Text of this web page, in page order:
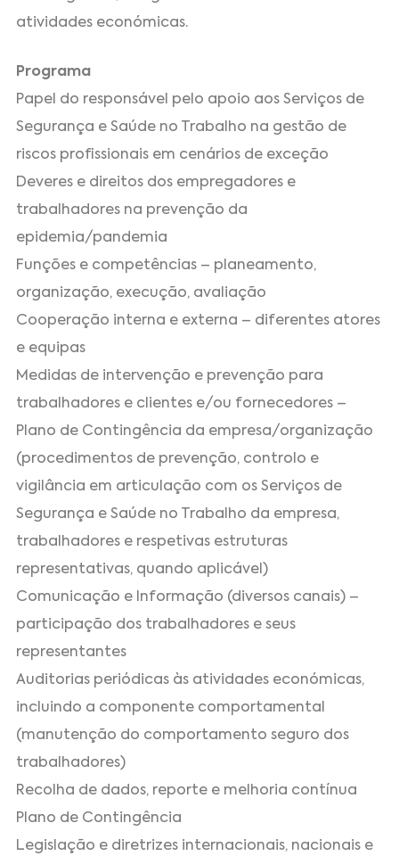
atividades económicas.
Programa
Papel do responsável pelo apoio aos Serviços de
Segurança e Saúde no Trabalho na gestão de
riscos profissionais em cenários de exceção
Deveres e direitos dos empregadores e
trabalhadores na prevenção da
epidemia/pandemia
Funções e competências – planeamento,
organização, execução, avaliação
Cooperação interna e externa – diferentes atores
e equipas
Medidas de intervenção e prevenção para
trabalhadores e clientes e/ou fornecedores –
Plano de Contingência da empresa/organização
(procedimentos de prevenção, controlo e
vigilância em articulação com os Serviços de
Segurança e Saúde no Trabalho da empresa,
trabalhadores e respetivas estruturas
representativas, quando aplicável)
Comunicação e Informação (diversos canais) –
participação dos trabalhadores e seus
representantes
Auditorias periódicas às atividades económicas,
incluindo a componente comportamental
(manutenção do comportamento seguro dos
trabalhadores)
Recolha de dados, reporte e melhoria contínua
Plano de Contingência
Legislação e diretrizes internacionais, nacionais e